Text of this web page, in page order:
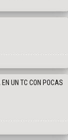
UN TC CON POCAS